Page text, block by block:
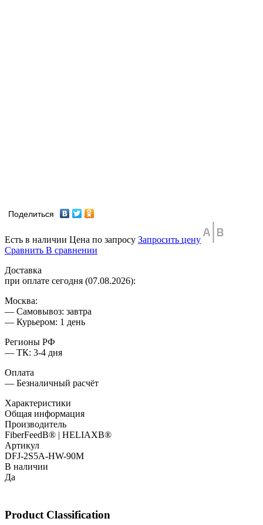
Поделиться
Есть в наличии Цена по запросу Запросить цену
Сравнить В сравнении
Доставка
при оплате сегодня (07.08.2026):
Москва:
— Самовывоз: завтра
— Курьером: 1 день
Регионы РФ
— ТК: 3-4 дня
Оплата
— Безналичный расчёт
Характеристики
Общая информация
Производитель
FiberFeedВ® | HELIAXВ®
Артикул
DFJ-2S5A-HW-90M
В наличии
Да
Product Classification